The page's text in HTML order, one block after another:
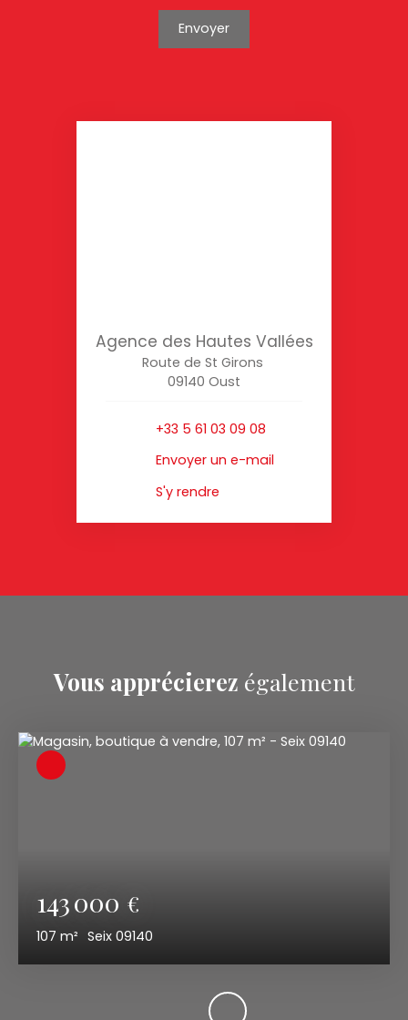
Envoyer
Agence des Hautes Vallées
Route de St Girons
09140 Oust
+33 5 61 03 09 08
Envoyer un e-mail
S'y rendre
Vous apprécierez également
143 000 €
107 m² Seix 09140